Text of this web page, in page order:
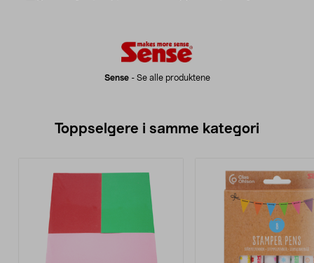
Sense- Se alle produktene
Toppselgere i samme kategori